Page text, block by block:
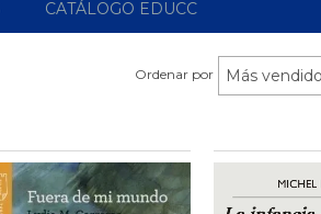
CATÁLOGO EDUCC
Ordenar por